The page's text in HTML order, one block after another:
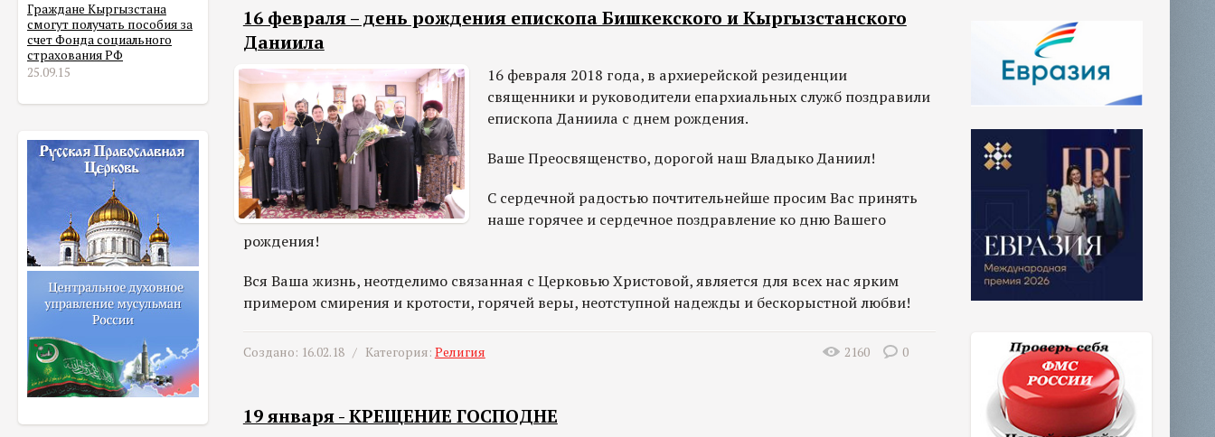
Граждане Кыргызстана
смогут получать пособия за
счет Фонда социального
страхования РФ
25.09.15
16 февраля – день рождения епископа Бишкекского и Кыргызстанского
Даниила
16 февраля 2018 года, в архиерейской резиденции
священники и руководители епархиальных служб поздравили
епископа Даниила с днем рождения.
Ваше Преосвященство, дорогой наш Владыко Даниил!
С сердечной радостью почтительнейше просим Вас принять
наше горячее и сердечное поздравление ко дню Вашего
рождения!
Вся Ваша жизнь, неотделимо связанная с Церковью Христовой, является для всех нас ярким
примером смирения и кротости, горячей веры, неотступной надежды и бескорыстной любви!
Создано: 16.02.18 / Категория: Религия 2160 0
19 января - КРЕЩЕНИЕ ГОСПОДНЕ